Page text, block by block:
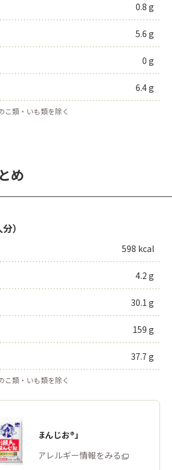
0.8 g
5.6 g
0 g
6.4 g
こ類・いも類を除く
め
）
598 kcal
4.2 g
30.1 g
159 g
37.7 g
こ類・いも類を除く
「瀬戸のほんじお®」
商品・アレルギー情報をみる